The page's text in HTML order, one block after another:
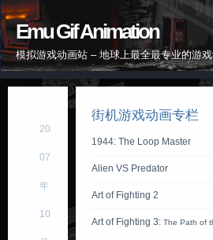
Emu Gif Animation
模拟游戏动画站 – 地球上最全最专业的游
20
07
年
10
街机游戏动画专栏
1944: The Loop Master
Alien VS Predator
Art of Fighting 2
Art of Fighting 3: The Path of